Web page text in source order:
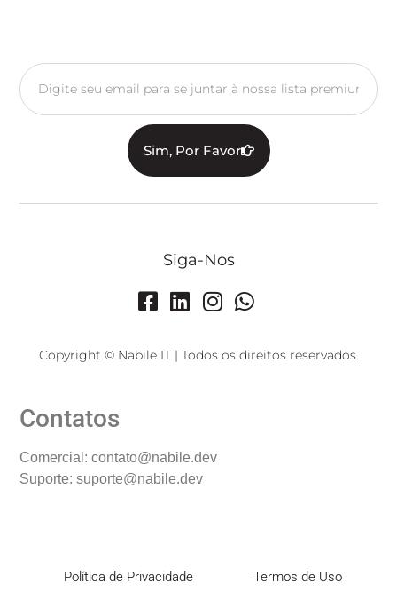
Sim, Por Favor
Siga-Nos
Copyright © Nabile IT | Todos os direitos reservados.
Contatos
Comercial: contato@nabile.dev
Suporte: suporte@nabile.dev
Política de Privacidade Termos de Uso